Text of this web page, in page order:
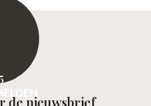
de nieuwsbrief